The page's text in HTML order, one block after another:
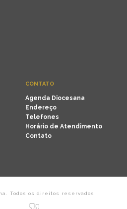
CONTATO
Agenda Diocesana
Endereço
Telefones
Horário de Atendimento
Contato
Todos os direitos reservados